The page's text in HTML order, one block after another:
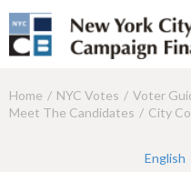
Y
Home NYC Votes Voter
Meet The Candidates
City
English